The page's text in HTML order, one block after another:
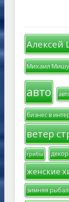
Алексей
Михаил
авто
бизнес в
ветер
грибы декор
женские
зимняя